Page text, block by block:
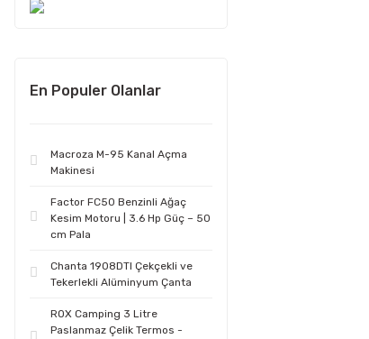
En Populer Olanlar
Macroza M-95 Kanal Açma
Makinesi
Factor FC50 Benzinli Ağaç
Kesim Motoru | 3.6 Hp Güç – 50
cm Pala
Chanta 1908DTI Çekçekli ve
Tekerlekli Alüminyum Çanta
ROX Camping 3 Litre
Paslanmaz Çelik Termos -